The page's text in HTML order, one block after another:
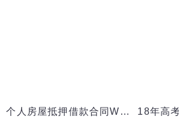
个人房屋抵押借款合同Word模板